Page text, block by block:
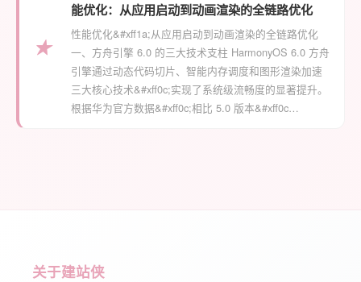
★
能优化：从应用启动到动画渲染的全链路优化
性能优化&#xff1a;从应用启动到动画渲染的全链路优化
一、方舟引擎 6.0 的三大技术支柱 HarmonyOS 6.0 方舟
引擎通过动态代码切片、智能内存调度和图形渲染加速
三大核心技术&#xff0c;实现了系统级流畅度的显著提升。
根据华为官方数据&#xff0c;相比 5.0 版本&#xff0c…
关于建站侠